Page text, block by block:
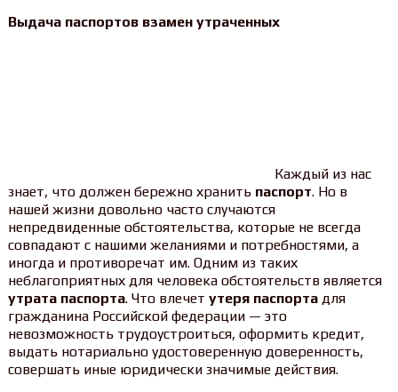
Выдача паспортов взамен утраченных
Каждый из нас
знает, что должен бережно хранить паспорт. Но в
нашей жизни довольно часто случаются
непредвиденные обстоятельства, которые не всегда
совпадают с нашими желаниями и потребностями, а
иногда и противоречат им. Одним из таких
неблагоприятных для человека обстоятельств является
утрата паспорта. Что влечет утеря паспортадля
гражданина Российской федерации — это
невозможность трудоустроиться, оформить кредит,
выдать нотариально удостоверенную доверенность,
совершать иные юридически значимые действия.